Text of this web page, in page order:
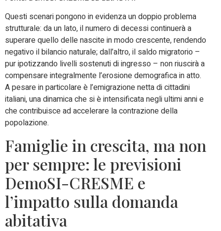
Questi scenari pongono in evidenza un doppio problema
strutturale: da un lato, il numero di decessi continuerà a
superare quello delle nascite in modo crescente, rendendo
negativo il bilancio naturale; dall’altro, il saldo migratorio –
pur ipotizzando livelli sostenuti di ingresso – non riuscirà a
compensare integralmente l’erosione demografica in atto.
A pesare in particolare è l’emigrazione netta di cittadini
italiani, una dinamica che si è intensificata negli ultimi anni e
che contribuisce ad accelerare la contrazione della
popolazione.
Famiglie in crescita, ma non
per sempre: le previsioni
DemoSI-CRESME e
l’impatto sulla domanda
abitativa